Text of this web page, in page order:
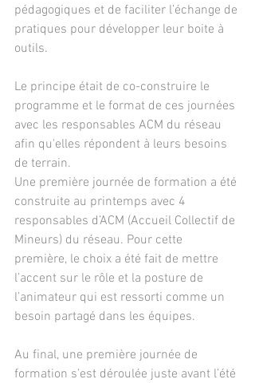
pédagogiques et de faciliter l’échange de
pratiques pour développer leur boite à
outils.
Le principe était de co-construire le
programme et le format de ces journées
avec les responsables ACM du réseau
afin qu'elles répondent à leurs besoins
de terrain.
Une première journée de formation a été
construite au printemps avec 4
responsables d’ACM (Accueil Collectif de
Mineurs) du réseau. Pour cette
première, le choix a été fait de mettre
l’accent sur le rôle et la posture de
l’animateur qui est ressorti comme un
besoin partagé dans les équipes.
Au final, une première journée de
formation s’est déroulée juste avant l’été